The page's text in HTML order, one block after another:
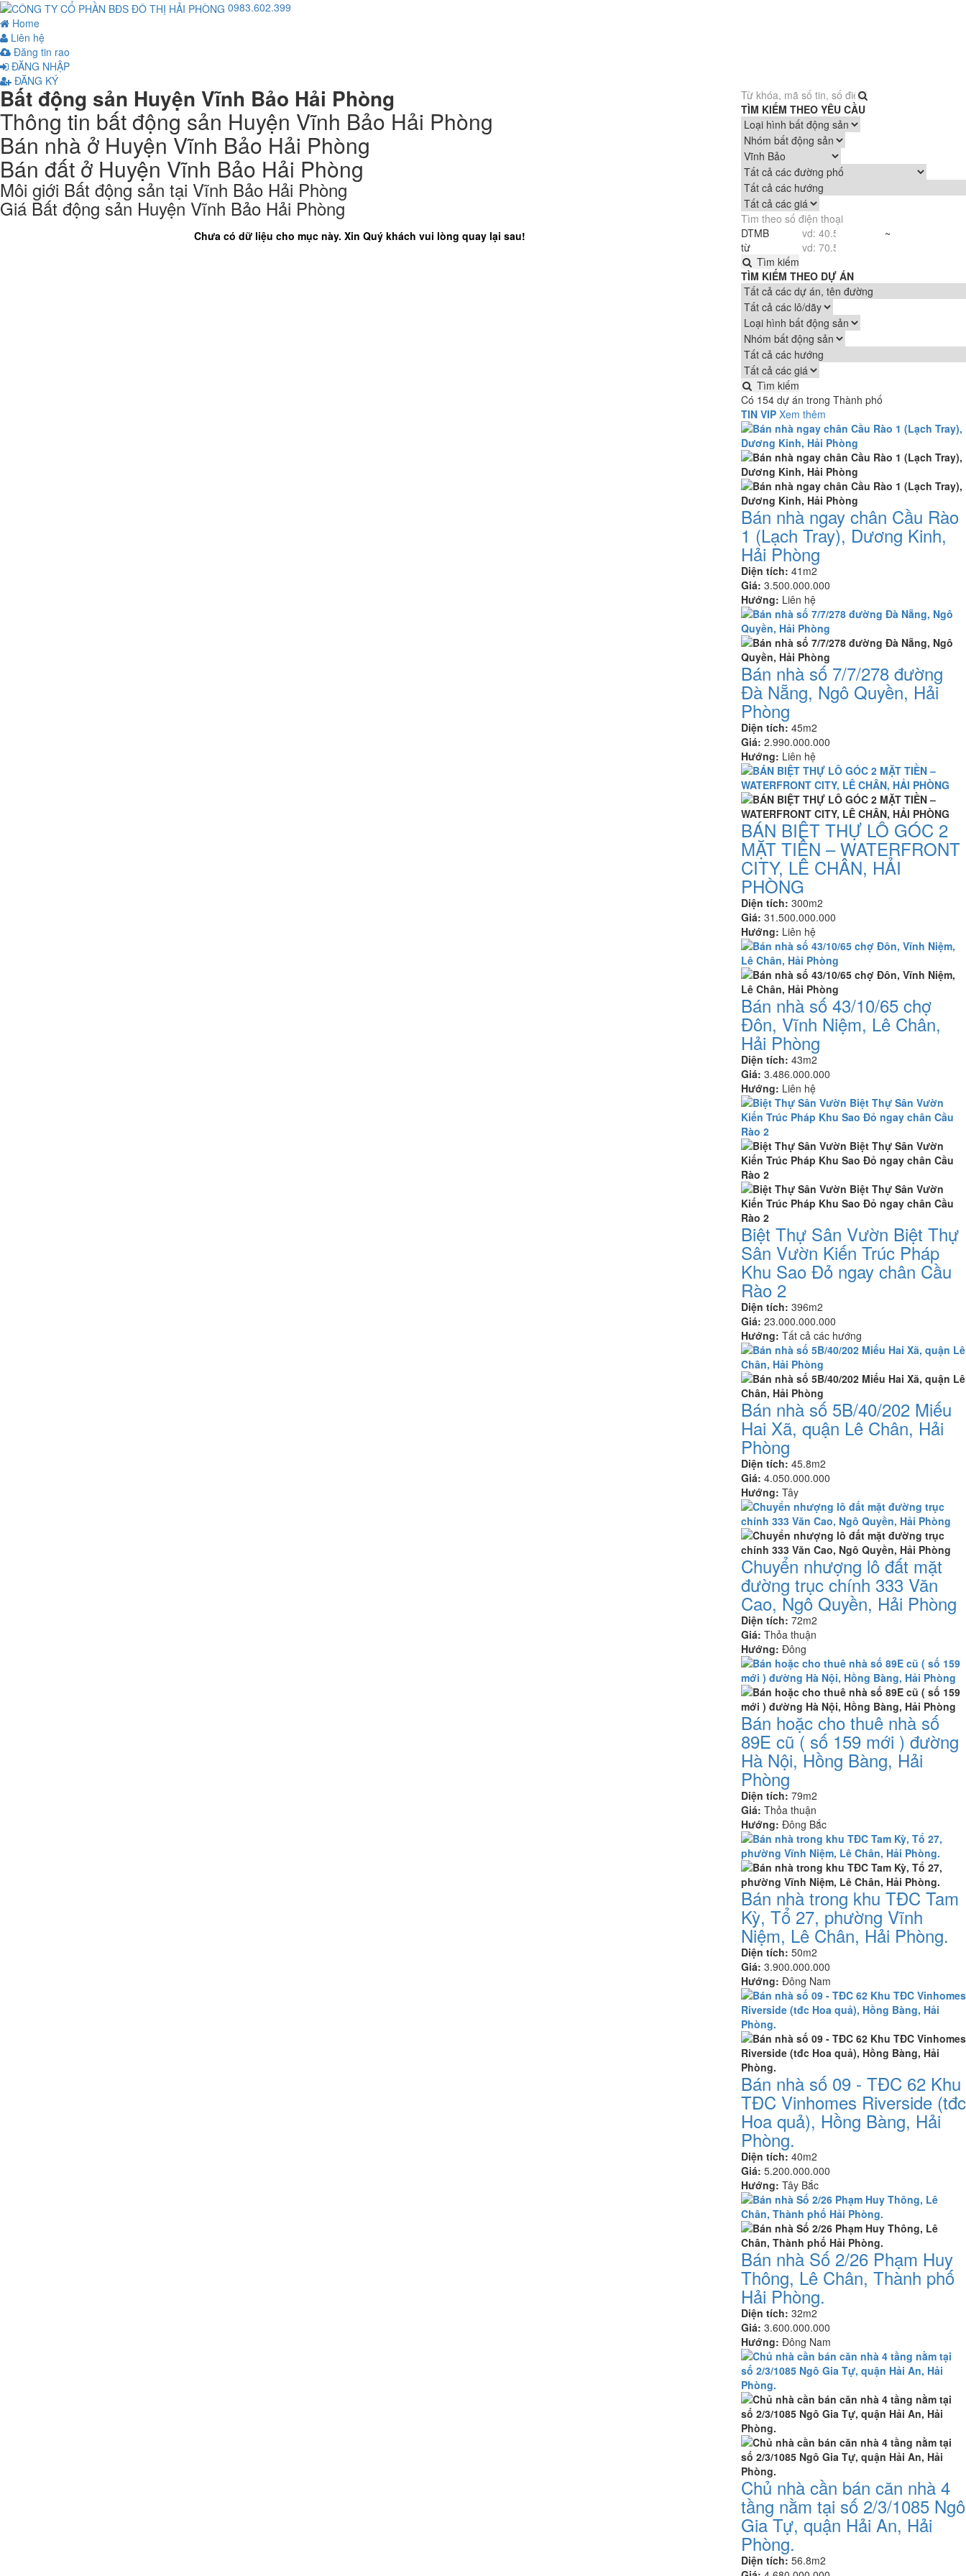
0983.602.399
Home
Liên hệ
Đăng tin rao
ĐĂNG NHẬP
ĐĂNG KÝ
Bất động sản Huyện Vĩnh Bảo Hải Phòng
Thông tin bất động sản Huyện Vĩnh Bảo Hải Phòng
Bán nhà ở Huyện Vĩnh Bảo Hải Phòng
Bán đất ở Huyện Vĩnh Bảo Hải Phòng
Môi giới Bất động sản tại Vĩnh Bảo Hải Phòng
Giá Bất động sản Huyện Vĩnh Bảo Hải Phòng
Chưa có dữ liệu cho mục này. Xin Quý khách vui lòng quay lại sau!
TÌM KIẾM THEO YÊU CẦU
DTMB
từ
~
Tìm kiếm
TÌM KIẾM THEO DỰ ÁN
Tìm kiếm
Có 154 dự án trong Thành phố
TIN VIP Xem thêm
Bán nhà ngay chân Cầu Rào
1 (Lạch Tray), Dương Kinh,
Hải Phòng
Diện tích: 41m2
Giá: 3.500.000.000
Hướng: Liên hệ
Bán nhà số 7/7/278 đường
Đà Nẵng, Ngô Quyền, Hải
Phòng
Diện tích: 45m2
Giá: 2.990.000.000
Hướng: Liên hệ
BÁN BIỆT THỰ LÔ GÓC 2
MẶT TIỀN – WATERFRONT
CITY, LÊ CHÂN, HẢI
PHÒNG
Diện tích: 300m2
Giá: 31.500.000.000
Hướng: Liên hệ
Bán nhà số 43/10/65 chợ
Đôn, Vĩnh Niệm, Lê Chân,
Hải Phòng
Diện tích: 43m2
Giá: 3.486.000.000
Hướng: Liên hệ
Biệt Thự Sân Vườn Biệt Thự
Sân Vườn Kiến Trúc Pháp
Khu Sao Đỏ ngay chân Cầu
Rào 2
Diện tích: 396m2
Giá: 23.000.000.000
Hướng: Tất cả các hướng
Bán nhà số 5B/40/202 Miếu
Hai Xã, quận Lê Chân, Hải
Phòng
Diện tích: 45.8m2
Giá: 4.050.000.000
Hướng: Tây
Chuyển nhượng lô đất mặt
đường trục chính 333 Văn
Cao, Ngô Quyền, Hải Phòng
Diện tích: 72m2
Giá: Thỏa thuận
Hướng: Đông
Bán hoặc cho thuê nhà số
89E cũ ( số 159 mới ) đường
Hà Nội, Hồng Bàng, Hải
Phòng
Diện tích: 79m2
Giá: Thỏa thuận
Hướng: Đông Bắc
Bán nhà trong khu TĐC Tam
Kỳ, Tổ 27, phường Vĩnh
Niệm, Lê Chân, Hải Phòng.
Diện tích: 50m2
Giá: 3.900.000.000
Hướng: Đông Nam
Bán nhà số 09 - TĐC 62 Khu
TĐC Vinhomes Riverside (tđc
Hoa quả), Hồng Bàng, Hải
Phòng.
Diện tích: 40m2
Giá: 5.200.000.000
Hướng: Tây Bắc
Bán nhà Số 2/26 Phạm Huy
Thông, Lê Chân, Thành phố
Hải Phòng.
Diện tích: 32m2
Giá: 3.600.000.000
Hướng: Đông Nam
Chủ nhà cần bán căn nhà 4
tầng nằm tại số 2/3/1085 Ngô
Gia Tự, quận Hải An, Hải
Phòng.
Diện tích: 56.8m2